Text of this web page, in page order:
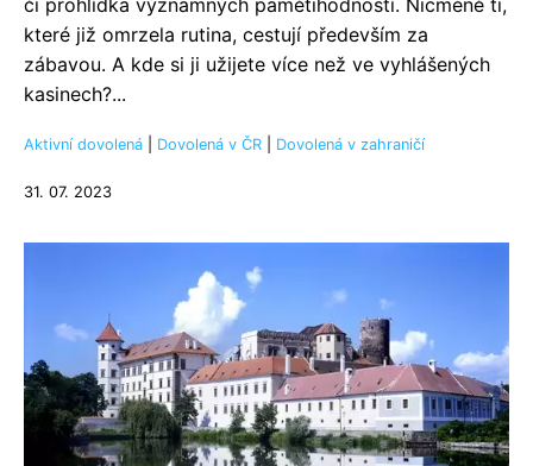
či prohlídka významných pamětihodností. Nicméně ti,
které již omrzela rutina, cestují především za
zábavou. A kde si ji užijete více než ve vyhlášených
kasinech?...
Aktivní dovolená Dovolená v ČR Dovolená v zahraničí
31. 07. 2023